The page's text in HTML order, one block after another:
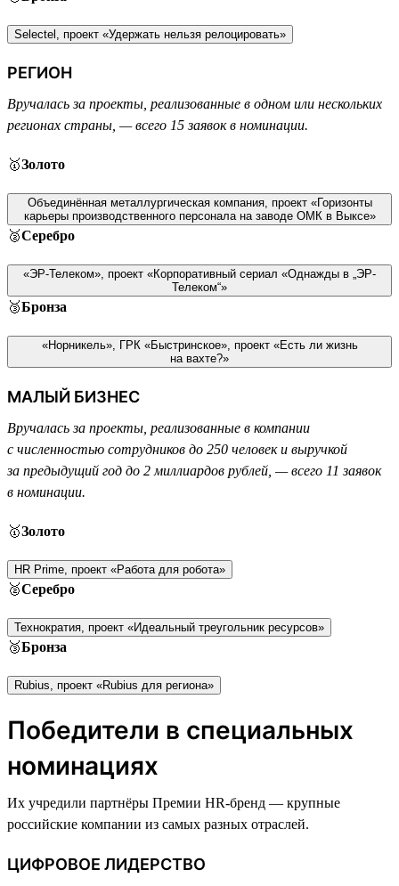
Selectel, проект «Удержать нельзя релоцировать»
РЕГИОН
Вручалась за проекты, реализованные в одном или нескольких
регионах страны, — всего 15 заявок в номинации.
🥇Золото
Объединённая металлургическая компания, проект «Горизонты
карьеры производственного персонала на заводе ОМК в Выксе»
🥈Серебро
«ЭР-Телеком», проект «Корпоративный сериал «Однажды в „ЭР-
Телеком“»
🥉Бронза
«Норникель», ГРК «Быстринское», проект «Есть ли жизнь
на вахте?»
МАЛЫЙ БИЗНЕС
Вручалась за проекты, реализованные в компании
с численностью сотрудников до 250 человек и выручкой
за предыдущий год до 2 миллиардов рублей, — всего 11 заявок
в номинации.
🥇Золото
HR Prime, проект «Работа для робота»
🥈Серебро
Технократия, проект «Идеальный треугольник ресурсов»
🥉Бронза
Rubius, проект «Rubius для региона»
Победители в специальных
номинациях
Их учредили партнёры Премии HR-бренд — крупные
российские компании из самых разных отраслей.
ЦИФРОВОЕ ЛИДЕРСТВО